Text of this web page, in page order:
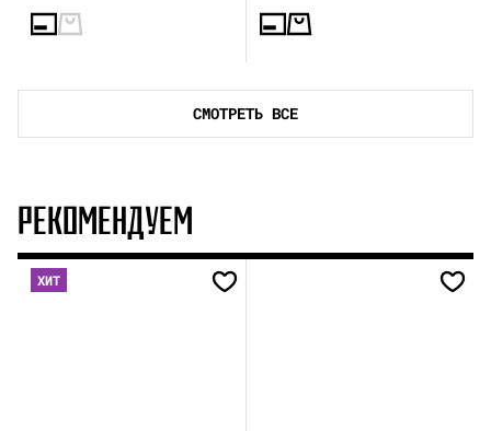
СМОТРЕТЬ ВСЕ
РЕКОМЕНДУЕМ
ХИТ